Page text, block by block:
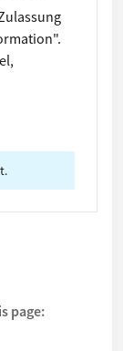
30. April
page: